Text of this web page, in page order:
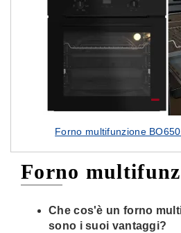
Forno multifunzione
Forno
Che cos'è un forno
sono i suoi vantaggi?